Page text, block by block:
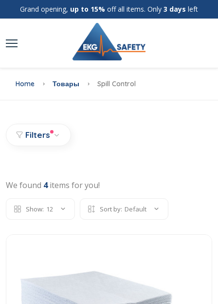
Grand opening, up to 15% off all items. Only 3 days left
Home Товары Spill Control
Filters
We found 4items for you!
Show: 12 Sort by: Default